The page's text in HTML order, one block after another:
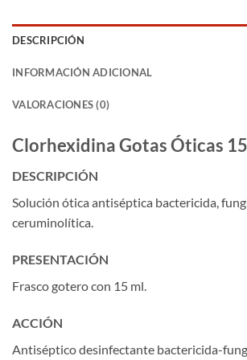
DESCRIPCIÓN
INFORMACIÓN ADICIONAL
VALORACIONES (0)
Clorhexidina Gotas Óticas
DESCRIPCIÓN
Solución ótica antiséptica bactericida,
ceruminolítica.
PRESENTACIÓN
Frasco gotero con 15 ml.
ACCIÓN
Antiséptico desinfectante bactericida-